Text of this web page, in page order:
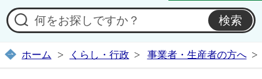
ホーム くらし・行政 事業者・生産者の方へ